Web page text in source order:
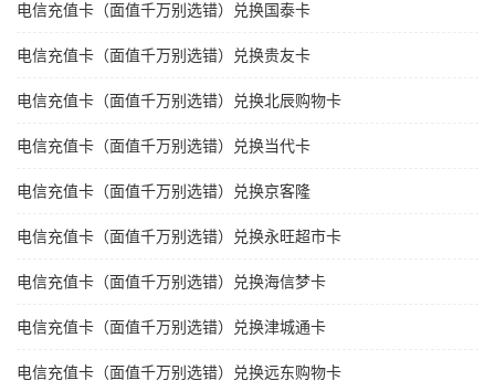
电信充值卡（面值千万别选错）兑换国泰卡
电信充值卡（面值千万别选错）兑换贵友卡
电信充值卡（面值千万别选错）兑换北辰购物卡
电信充值卡（面值千万别选错）兑换当代卡
电信充值卡（面值千万别选错）兑换京客隆
电信充值卡（面值千万别选错）兑换永旺超市卡
电信充值卡（面值千万别选错）兑换海信梦卡
电信充值卡（面值千万别选错）兑换津城通卡
电信充值卡（面值千万别选错）兑换远东购物卡